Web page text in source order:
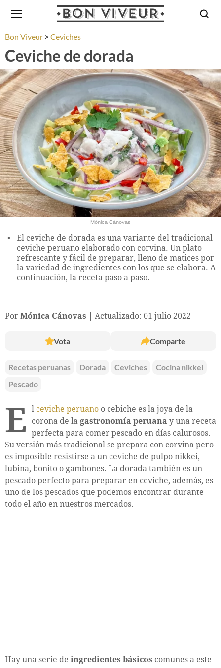
Bon Viveur Ceviches
Ceviche de dorada
Mónica Cánovas
El ceviche de dorada es una variante del tradicional
ceviche peruano elaborado con corvina. Un plato
refrescante y fácil de preparar, lleno de matices por
la variedad de ingredientes con los que se elabora. A
continuación, la receta paso a paso.
Por Mónica Cánovas Actualizado: 01 julio 2022
Vota Comparte
Recetas peruanas Dorada Ceviches
Cocina nikkei
Pescado
E l ceviche peruano o cebiche es la joya de la
corona de la gastronomía peruana y una receta
perfecta para comer pescado en días calurosos.
Su versión más tradicional se prepara con corvina pero
es imposible resistirse a un ceviche de pulpo nikkei,
lubina, bonito o gambones. La dorada también es un
pescado perfecto para preparar en ceviche, además, es
uno de los pescados que podemos encontrar durante
todo el año en nuestros mercados.
Hay una serie de ingredientes básicos comunes a este